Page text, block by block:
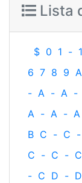
Lista
$ 0 1 - 1
6 7 8 9 A
- A - A -
A - A - A
B C - C -
C - C - C
- C D - D